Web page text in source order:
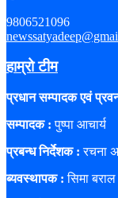
9806521096
हाम्रो टीम
प्रधान सम्पादक एवं
सम्पादक : पुष्पा आचार्य
प्रबन्ध निर्देशक : रचना
ब्यवस्थापक : सिमा बराल